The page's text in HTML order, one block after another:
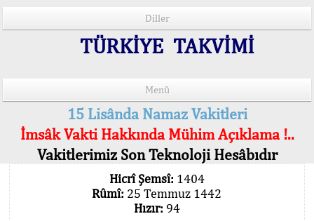
Diller
TÜRKİYE TAKVİMİ
Menü
15 Lisânda Namaz Vakitleri
İmsâk Vakti Hakkında Mühim Açıklama !..
Vakitlerimiz Son Teknoloji Hesâbıdır
Hicrî Şemsî: 1404
Rûmî: 25 Temmuz 1442
Hızır: 94